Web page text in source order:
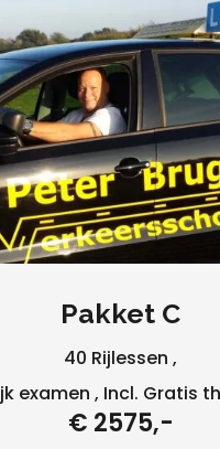
Pakket C
40 Rijlessen ,
examen , Incl. Gratis
€ 2575,-